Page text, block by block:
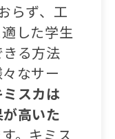
らず、工
した学生
る方法
なサー
ミスカは
高いた
。キミス